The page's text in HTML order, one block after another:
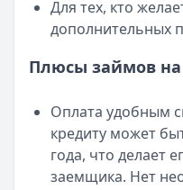
Для тех, кто
дополнительных
Плюсы займов на
Оплата удобным
кредиту может
года, что делает
заемщика. Нет